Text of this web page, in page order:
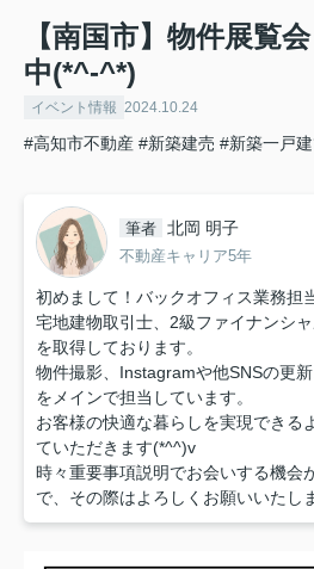
【南国市】物件展覧
中(*^-^*)
イベント情報 2024.10.24
#高知市不動産 #新築建売 #新築一戸
筆者 北岡 明子
不動産キャリア5年
初めまして！バックオフィス業務担
宅地建物取引士、2級ファイナンシ
を取得しております。
物件撮影、Instagramや他SNSの更
をメインで担当しています。
お客様の快適な暮らしを実現できる
ていただきます(*^^)v
時々重要事項説明でお会いする機会
で、その際はよろしくお願いいたし